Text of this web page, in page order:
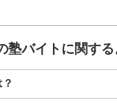
バイトに関する